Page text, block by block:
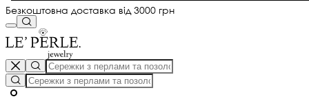
Безкоштовна доставка від 3000 грн